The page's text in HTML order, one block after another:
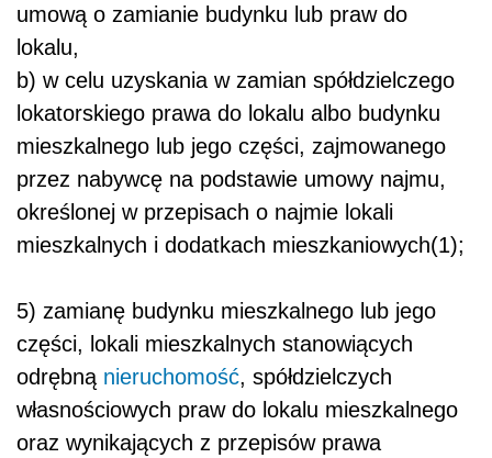
umową o zamianie budynku lub praw do
lokalu,
b) w celu uzyskania w zamian spółdzielczego
lokatorskiego prawa do lokalu albo budynku
mieszkalnego lub jego części, zajmowanego
przez nabywcę na podstawie umowy najmu,
określonej w przepisach o najmie lokali
mieszkalnych i dodatkach mieszkaniowych(1);
5) zamianę budynku mieszkalnego lub jego
części, lokali mieszkalnych stanowiących
odrębną nieruchomość, spółdzielczych
własnościowych praw do lokalu mieszkalnego
oraz wynikających z przepisów prawa